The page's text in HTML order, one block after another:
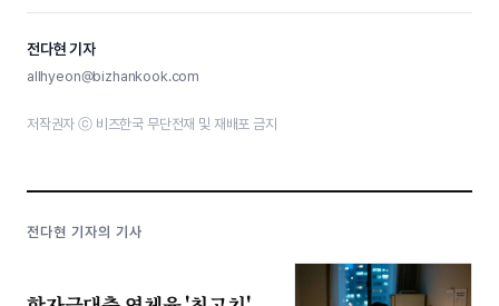
전다현 기자
allhyeon@bizhankook.com
저작권자 ⓒ 비즈한국 무단전재 및 재배포 금지
전다현 기자의 기사